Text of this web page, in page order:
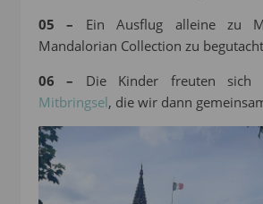
05 – Ein Ausflug alleine zu
Mandalorian Collection zu
06 – Die Kinder freuten sich
Mitbringsel, die wir dann